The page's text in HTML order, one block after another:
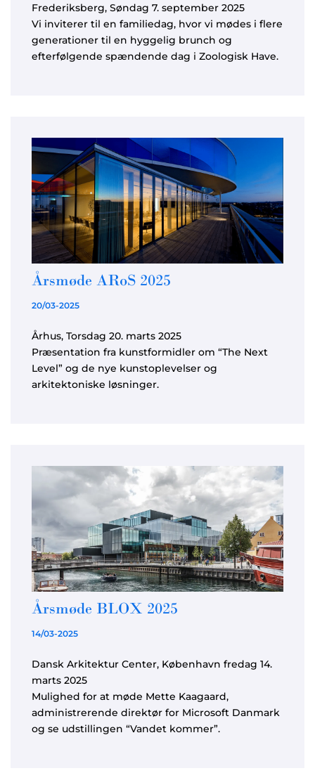
Frederiksberg, Søndag 7. september 2025
Vi inviterer til en familiedag, hvor vi mødes i flere
generationer til en hyggelig brunch og
efterfølgende spændende dag i Zoologisk Have.
Årsmøde ARoS 2025
20/03-2025
Århus, Torsdag 20. marts 2025
Præsentation fra kunstformidler om “The Next
Level” og de nye kunstoplevelser og
arkitektoniske løsninger.
Årsmøde BLOX 2025
14/03-2025
Dansk Arkitektur Center, København fredag 14.
marts 2025
Mulighed for at møde Mette Kaagaard,
administrerende direktør for Microsoft Danmark
og se udstillingen “Vandet kommer”.